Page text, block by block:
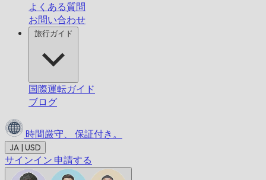
よくある質問
お問い合わせ
旅行ガイド
国際運転ガイド
ブログ
時間厳守、 保証付き。
JA | USD
サインイン 申請する